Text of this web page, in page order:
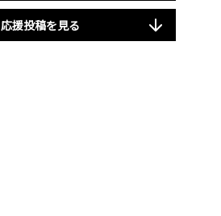
応援投稿を見る